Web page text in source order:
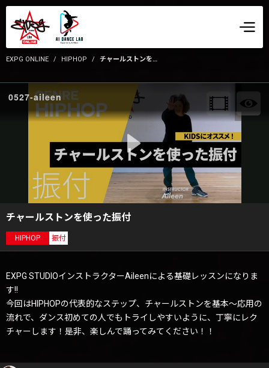
EXPG ONLINE HIPHOP チャールストンを使った振付
0527-aileen
チャールストンを使った振付
HIPHOP 振付
EXPG STUDIOインストラクターAileenによる基礎レッスンになりま
す!!
今回はHIPHOPの代表的なステップ、チャールストンを基本〜応用の
流れで、ダンス初めての人でもトライしやすいように、丁寧にレク
チャーします！是非、楽しんで踊ってみてください！！